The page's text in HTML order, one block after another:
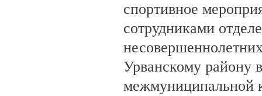
спортивное
сотрудниками
Урванскому району
межмуниципальной